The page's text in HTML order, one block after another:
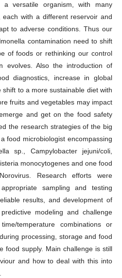
versatile organism, with many
with a different reservoir and
to adverse conditions. Thus our
contamination need to shift
of foods or rethinking our control
evolves. Alsothe introduction of
diagnostics, increase in global
to a more sustainable diet with
fruits and vegetables may impact
and get on the food safety
the research strategies of the big
food microbiologist encompassing
sp., Campylobacter jejuni/coli
monocytogenes and one food
Research effortswere
sampling and testing
results, and development of
modeling and challenge
temperature combinations or
processing, storageand food
food supply. Main challenge is still
and how to deal with this into